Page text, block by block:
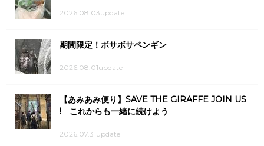
2026.08.03update
期間限定！ボサボサペンギン
2026.08.01update
【あみあみ便り】SAVE THE GIRAFFE JOIN US
! これからも一緒に続けよう
2026.07.31update